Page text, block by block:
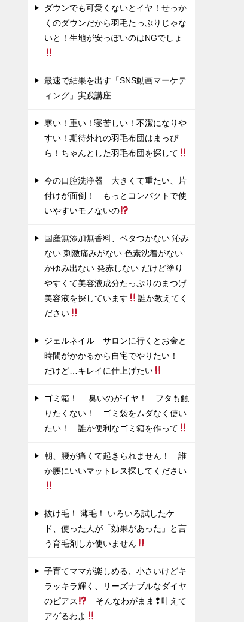
ダウンでも可愛くないとイヤ！せっか
くのダウンだから羽毛たっぷりじゃな
いと！生地が安っぽいのはNGでしょ
最速で結果を出す「SNS動画マーケテ
ィング」実践講座
寒い！重い！寝苦しい！不潔になりや
すい！期待外れの羽毛布団はまっぴ
ら！ちゃんとした羽毛布団を探して
今の口腔洗浄器 大きくて重たい、片
付けが面倒！ もっとコンパクトで使
いやすいモノないの
国産無添加無香料、ベタつかない 沁み
ない 刺激痛みがない 色素沈着がない
かゆみ出ない 発赤しない だけど塗り
やすくて美容液成分たっぷりのまつげ
美容液を探しています
誰か教えてく
ださい
ジェルネイル サロンに行くとお金と
時間がかかるから自宅でやりたい！
だけど…キレイに仕上げたい
ゴミ箱！ 臭いのがイヤ！ フタも触
りたくない！ ゴミ袋をムダなく使い
たい！ 誰か便利なゴミ箱を作って
朝、腰が痛くて起きられません！ 誰
か腰にいいマットレス探してください
抜け毛！ 薄毛！ いろいろ試したケ
ド、使った人が「効果があった」と言
う育毛剤しか使いません
子育てママが楽しめる、小さいけどキ
ラッキラ輝く、リーズナブルなダイヤ
のピアス
そんなわがまま❢叶えて
アゲるわよ